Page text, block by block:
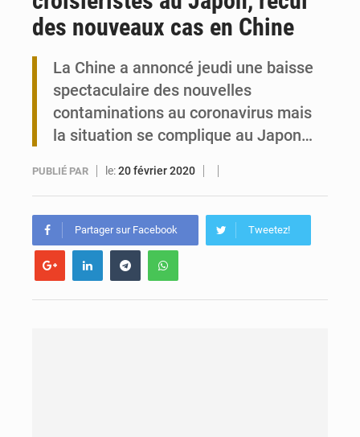
Travail domestique non rémunéré : à Saly, l’Afrique veut en mesurer la valeur
Maurice : Démission de la ministre Véronique Leu-Govind
des nouveaux cas en Chine
La Chine a annoncé jeudi une baisse
spectaculaire des nouvelles
contaminations au coronavirus mais
la situation se complique au Japon…
PUBLIÉ PAR le:20 février 2020
Partager sur Facebook Tweetez!